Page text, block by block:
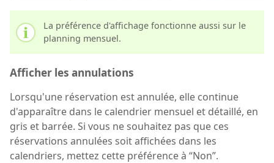
La préférence d'affichage fonctionne aussi sur le
planning mensuel.
Afficher les annulations
Lorsqu'une réservation est annulée, elle continue
d'apparaître dans le calendrier mensuel et détaillé, en
gris et barrée. Si vous ne souhaitez pas que ces
réservations annulées soit affichées dans les
calendriers, mettez cette préférence à “Non”.